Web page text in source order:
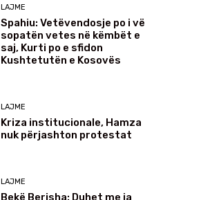
LAJME
Spahiu: Vetëvendosje po i vë
sopatën vetes në këmbët e
saj, Kurti po e sfidon
Kushtetutën e Kosovës
LAJME
Kriza institucionale, Hamza
nuk përjashton protestat
LAJME
Bekë Berisha: Duhet me ia